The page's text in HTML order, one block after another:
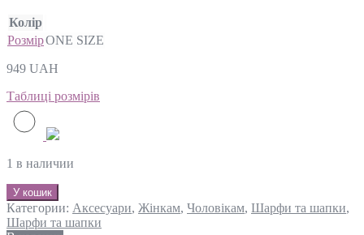
Колір
РозмірONE SIZE
949 UAH
Таблиці розмірів
1 в наличии
У кошик
Категории: Аксесуари, Жінкам, Чоловікам, Шарфи та шапки,
Шарфи та шапки